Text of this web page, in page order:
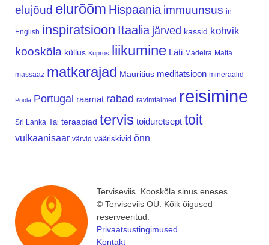
elujõud elurõõm Hispaania immuunsus in
English inspiratsioon Itaalia järved kassid kohvik
kooskõla küllus Küpros liikumine Läti Madeira Malta
massaaz matkarajad Mauritius meditatsioon mineraalid
Poola Portugal raamat rabad ravimtaimed reisimine
Sri Lanka Tai teraapiad tervis toiduretsept toit
vulkaanisaar värvid vääriskivid õnn
Terviseviis. Kooskõla sinus eneses.
© Terviseviis OÜ. Kõik õigused
reserveeritud.
Privaatsustingimused
Kontakt